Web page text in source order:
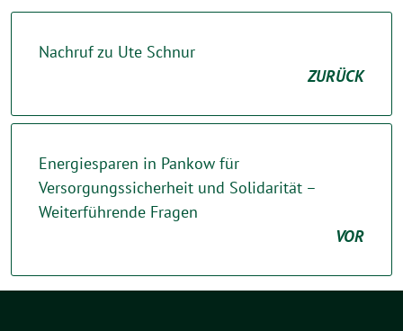
Nachruf zu Ute Schnur
ZURÜCK
Energiesparen in Pankow für
Versorgungssicherheit und Solidarität –
Weiterführende Fragen
VOR